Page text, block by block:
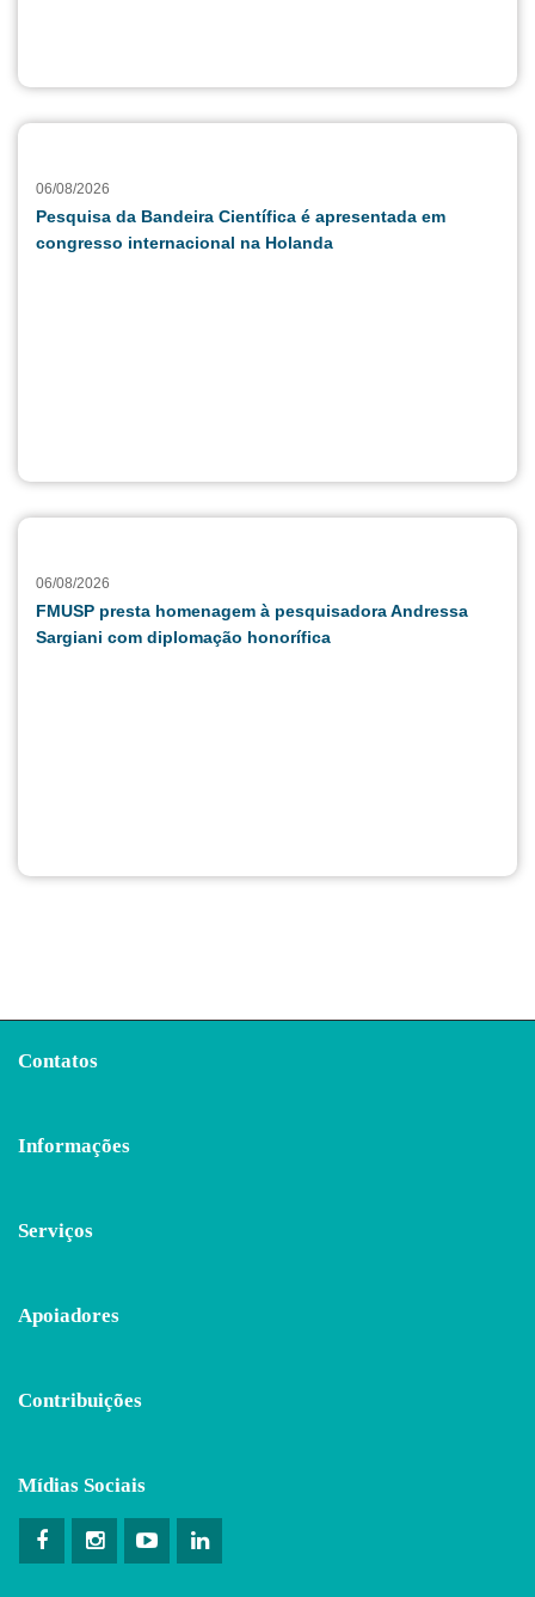
06/08/2026
Pesquisa da Bandeira Científica é apresentada em
congresso internacional na Holanda
06/08/2026
FMUSP presta homenagem à pesquisadora Andressa
Sargiani com diplomação honorífica
Contatos
Informações
Serviços
Apoiadores
Contribuições
Mídias Sociais